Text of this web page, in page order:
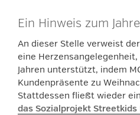
Ein Hinweis zum
An dieser Stelle verweist
eine
Jahren unterstützt, indem
Kundenpräsente zu
Stattdessen fließt wieder
das Sozialprojekt Streetkids